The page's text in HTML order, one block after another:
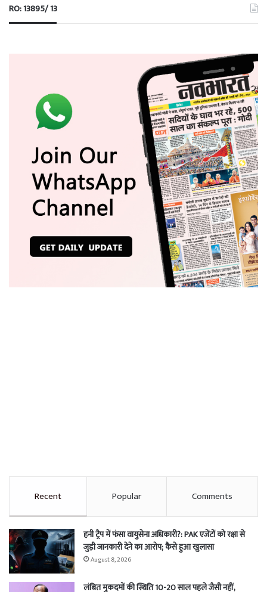
RO: 13895/ 13
Recent Popular Comments
हनी ट्रैप में फंसा वायुसेना अधिकारी?: PAK एजेंटों को रक्षा से
जुड़ी जानकारी देने का आरोप; कैसे हुआ खुलासा
August 8, 2026
लंबित मुकदमों की स्थिति 10-20 साल पहले जैसी नहीं,